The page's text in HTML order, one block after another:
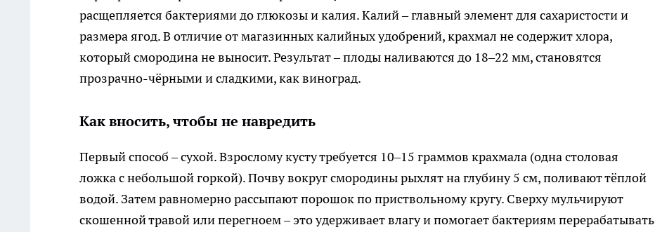
расщепляется бактериями до глюкозы и калия. Калий – главный элемент для сахаристости и
размера ягод. В отличие от магазинных калийных удобрений, крахмал не содержит хлора,
который смородина не выносит. Результат – плоды наливаются до 18–22 мм, становятся
прозрачно-чёрными и сладкими, как виноград.
Как вносить, чтобы не навредить
Первый способ – сухой. Взрослому кусту требуется 10–15 граммов крахмала (одна столовая
ложка с небольшой горкой). Почву вокруг смородины рыхлят на глубину 5 см, поливают тёплой
водой. Затем равномерно рассыпают порошок по приствольному кругу. Сверху мульчируют
скошенной травой или перегноем – это удерживает влагу и помогает бактериям перерабатывать